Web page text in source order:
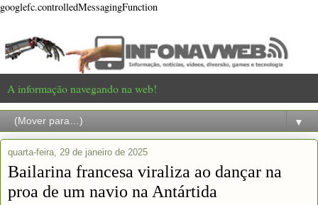
googlefc.controlledMessagingFunction
A informação navegando na web!
▼
quarta-feira, 29 de janeiro de 2025
Bailarina francesa viraliza ao dançar na
proa de um navio na Antártida